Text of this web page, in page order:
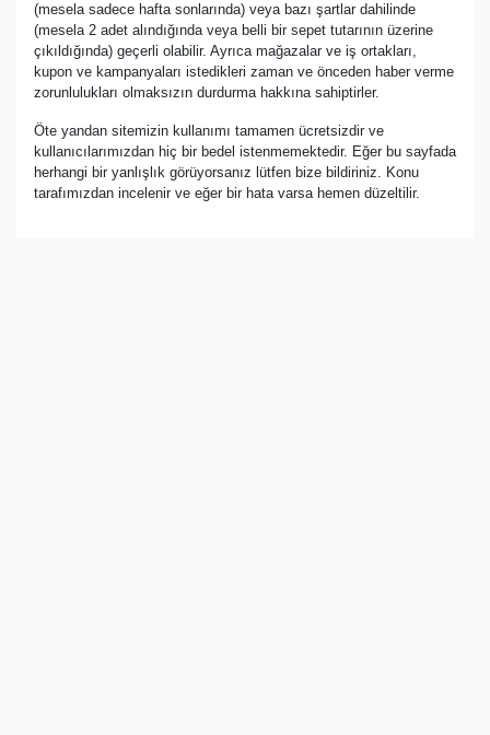
(mesela sadece hafta sonlarında) veya bazı şartlar dahilinde
(mesela 2 adet alındığında veya belli bir sepet tutarının üzerine
çıkıldığında) geçerli olabilir. Ayrıca mağazalar ve iş ortakları,
kupon ve kampanyaları istedikleri zaman ve önceden haber verme
zorunlulukları olmaksızın durdurma hakkına sahiptirler.
Öte yandan sitemizin kullanımı tamamen ücretsizdir ve
kullanıcılarımızdan hiç bir bedel istenmemektedir. Eğer bu sayfada
herhangi bir yanlışlık görüyorsanız lütfen bize bildiriniz. Konu
tarafımızdan incelenir ve eğer bir hata varsa hemen düzeltilir.